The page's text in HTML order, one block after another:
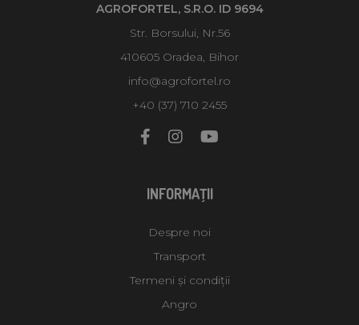
AGROFORTEL, S.R.O. ID 9694
Str. Borsului, Nr.56
410605 Oradea, Bihor
info@agrofortel.ro
+40 (37) 710 2455
INFORMAŢII
Despre noi
Transport
Termeni și condiții
Angro